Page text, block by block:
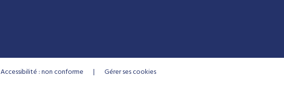
Accessibilité : non conforme Gérer ses cookies